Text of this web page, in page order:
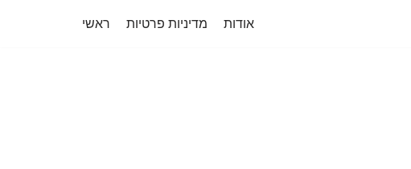
אודות מדיניות פרטיות ראשי